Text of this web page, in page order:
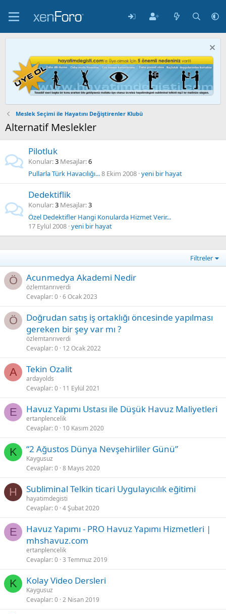
Meslek Seçimi ile Hayatını Değiştirenler Klubü
Alternatif Meslekler
Pilotluk
Konular 3 Mesajlar 6
Pullarla Türk Havacılığı...8 Ekim 2008 yeni bir hayat
Dedektiflik
Konular 3 Mesajlar 3
Özel Dedektifler Hangi Konularda Hizmet Verir...
17 Eylül 2008 yeni bir hayat
Filtreler
Ö Acunmedya Akademi Nedir
özlemtanrıverdi
Cevaplar 0 6 Ocak 2023
Ö
Doğrudan satış iş ortaklığı öncesinde yapılması
gereken bir şey var mı ?
özlemtanrıverdi
Cevaplar 0 12 Ocak 2022
A Tekin Ozalit
ardayolds
Cevaplar 0 11 Eylül 2021
E Havuz Yapımı Ustası ile Düşük Havuz Maliyetleri
ertanplencelik
Cevaplar 0 10 Kasım 2020
K “2 Ağustos Dünya Nevşehirliler Günü”
Kaygusuz
Cevaplar 0 8 Mayıs 2020
H Subliminal Telkin ticari Uygulayıcılık eğitimi
hayatimdegisti
Cevaplar 0 4 Şubat 2020
E
Havuz Yapımı - PRO Havuz Yapımı Hizmetleri |
mhshavuz.com
ertanplencelik
Cevaplar 0 3 Temmuz 2019
K Kolay Video Dersleri
Kaygusuz
Cevaplar 0 2 Nisan 2019